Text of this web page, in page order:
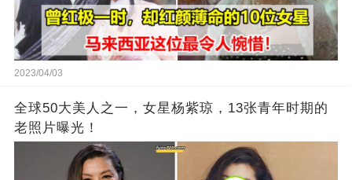
2023/04/03
全球50大美人之一，女星杨紫琼，13张青年时期的
老照片曝光！